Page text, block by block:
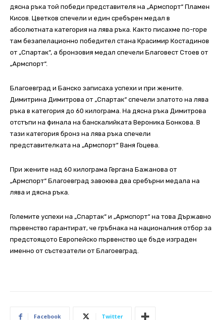
дясна ръка той победи представителя на „Армспорт“ Пламен
Кисов. Цветков спечели и един сребърен медал в
абсолютната категория на лява ръка. Както писахме по-горе
там безапелационно победител стана Красимир Костадинов
от „Спартак“, а бронзовия медал спечели Благовест Стоев от
„Армспорт“.
Благоевград и Банско записаха успехи и при жените.
Димитрина Димитрова от „Спартак“ спечели златото на лява
ръка в категория до 60 килограма. На дясна ръка Димитрова
отстъпи на финала на банскалийката Вероника Бонкова. В
тази категория бронз на лява ръка спечели
представителката на „Армспорт“ Ваня Гоцева.
При жените над 60 килограма Гергана Бажанова от
„Армспорт“ Благоевград завоюва два сребърни медала на
лява и дясна ръка.
Големите успехи на „Спартак“ и „Армспорт“ на това Държавно
първенство гарантират, че гръбнака на националния отбор за
предстоящото Европейско първенство ще бъде изграден
именно от състезатели от Благоевград.
Facebook Twitter